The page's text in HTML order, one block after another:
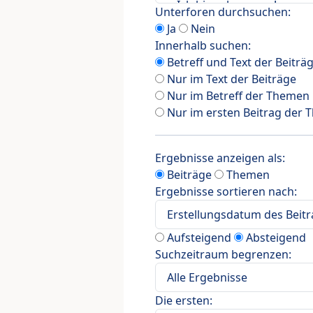
Unterforen durchsuchen:
Ja
Nein
Innerhalb suchen:
Betreff und Text der
Nur im Text der Beiträge
Nur im Betreff der Themen
Nur im ersten Beitrag der
Ergebnisse anzeigen als:
Beiträge
Themen
Ergebnisse sortieren nach:
Aufsteigend
Absteigend
Suchzeitraum begrenzen:
Die ersten: